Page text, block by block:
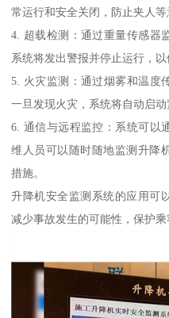
常运行和安全关闭，防止夹人等
4. 超载检测：通过重量传感器
系统将发出警报并停止运行，以
5. 火灾监测：通过烟雾和温度
一旦发现火灾，系统将自动启动
6. 通信与远程监控：系统可以
维人员可以随时随地监测升降
措施。
升降机安全监测系统的应用可
减少事故发生的可能性，保护乘